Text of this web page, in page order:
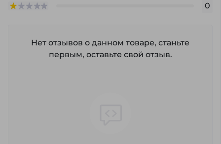
0
Нет отзывов о данном товаре, станьте
первым, оставьте свой отзыв.